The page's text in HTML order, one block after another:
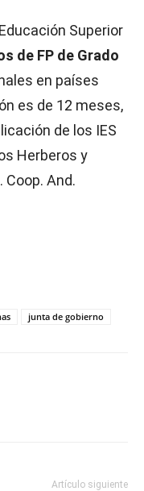
Superior
de FP de Grado
en países
es de 12 meses,
de los IES
Herberos y
Coop. And.
junta de gobierno
Artículo siguiente